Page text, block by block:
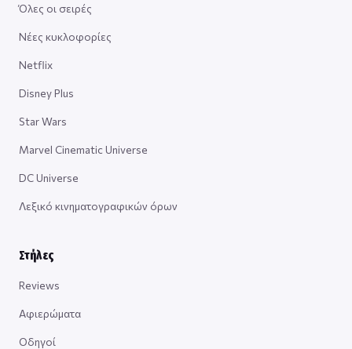
Όλες οι σειρές
Νέες κυκλοφορίες
Netflix
Disney Plus
Star Wars
Marvel Cinematic Universe
DC Universe
Λεξικό κινηματογραφικών όρων
Στήλες
Reviews
Αφιερώματα
Οδηγοί